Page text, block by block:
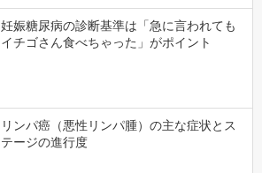
妊娠糖尿病の診断基準は「急に言われても
イチゴさん食べちゃった」がポイント
リンパ癌（悪性リンパ腫）の主な症状とス
テージの進行度